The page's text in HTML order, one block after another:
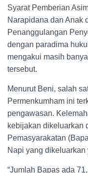
Syarat Pemberian
Narapidana dan Anak
Penanggulangan
dengan paradima
mengakui masih
tersebut.
Menurut Beni, salah
Permenkumham ini
pengawasan.
kebijakan dikeluarkan
Pemasyarakatan
Napi yang
“Jumlah Bapas ada